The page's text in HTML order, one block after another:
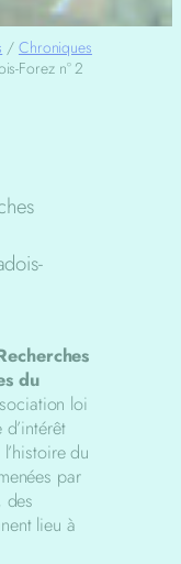
/ Chroniques
Forez n° 2
du
loi
du
par
des
lieu à